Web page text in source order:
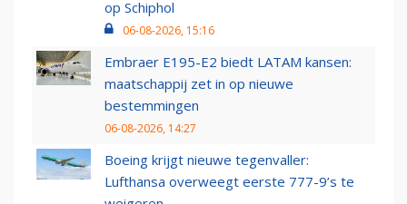
op Schiphol
06-08-2026, 15:16
Embraer E195-E2 biedt LATAM kansen:
maatschappij zet in op nieuwe
bestemmingen
06-08-2026, 14:27
Boeing krijgt nieuwe tegenvaller:
Lufthansa overweegt eerste 777-9’s te